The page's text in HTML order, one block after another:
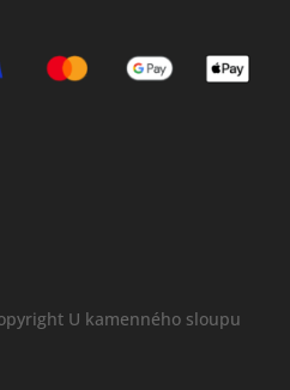
U kamenného sloupu